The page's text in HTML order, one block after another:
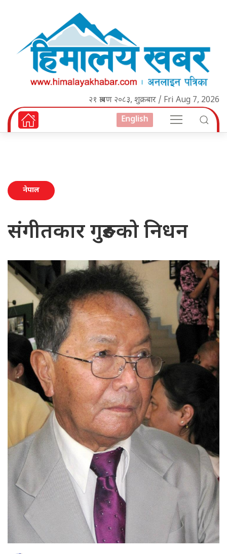
२१ श्रावण २०८३, शुक्रबार / Fri Aug 7, 2026
English
नेपाल
संगीतकार गुरुङको निधन